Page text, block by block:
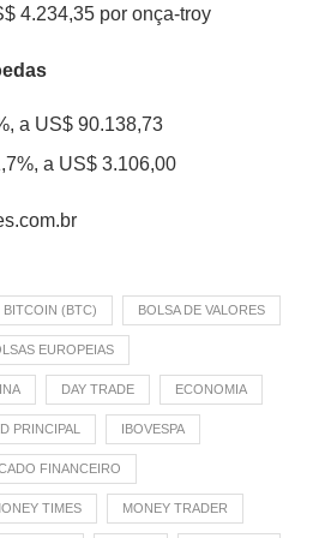
4.234,35 por onça-troy
a US$ 90.138,73
a US$ 3.106,00
BITCOIN (BTC) BOLSA DE VALORES
EUROPEIAS
DAY TRADE ECONOMIA
PRINCIPAL IBOVESPA
FINANCEIRO
TIMES MONEY TRADER